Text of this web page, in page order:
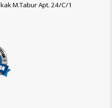
M.Tabur Apt. 24/C/1